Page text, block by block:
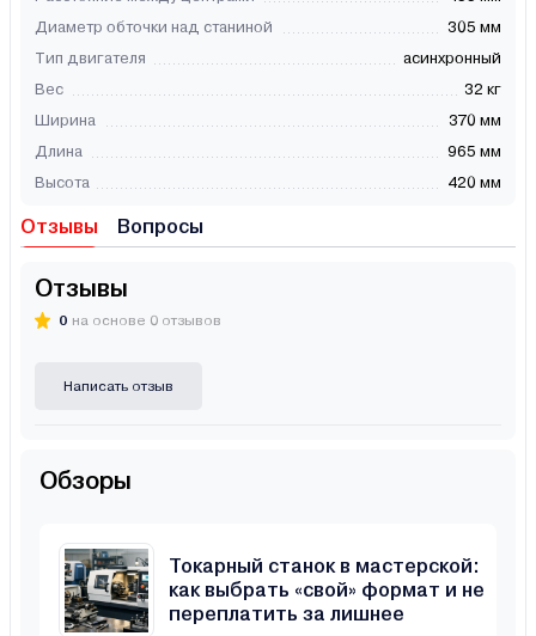
Диаметр обточки над станиной
305 мм
Тип двигателя
асинхронный
Вес
32 кг
Ширина
370 мм
Длина
965 мм
Высота
420 мм
Отзывы Вопросы
Отзывы
0 на основе 0 отзывов
Написать отзыв
Обзоры
Токарный станок в мастерской:
как выбрать «свой» формат и не
переплатить за лишнее